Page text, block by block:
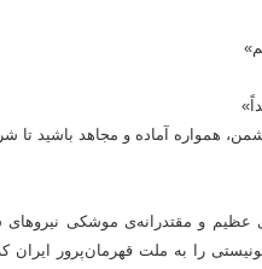
همواره آماده و مجاهد باشید تا
عظیم و مقتدرانه‌ی موشکی
را به ملت قهرمان‌پرور ایران